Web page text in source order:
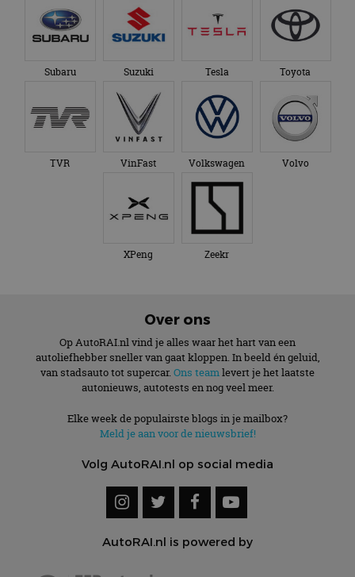
Subaru Suzuki Tesla Toyota
TVR VinFast Volkswagen Volvo
XPeng Zeekr
Over ons
Op AutoRAI.nl vind je alles waar het hart van een
autoliefhebber sneller van gaat kloppen. In beeld én geluid,
van stadsauto tot supercar. Ons teamlevert je het laatste
autonieuws, autotests en nog veel meer.
Elke week de populairste blogs in je mailbox?
Meld je aan voor de nieuwsbrief!
Volg AutoRAI.nl op social media
AutoRAI.nl is powered by